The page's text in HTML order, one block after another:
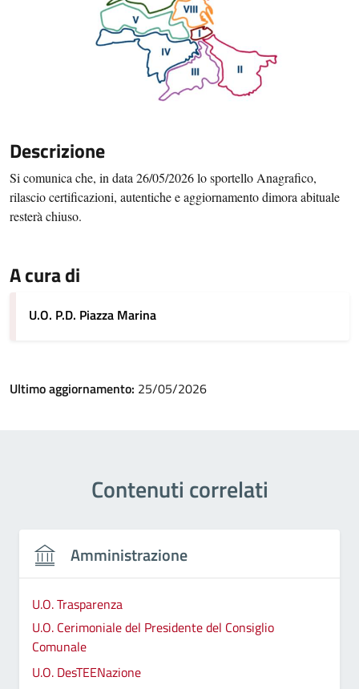
Descrizione
Si comunica che, in data 26/05/2026 losportello Anagrafico,
rilascio certificazioni, autentiche e aggiornamento dimora abituale
resterà chiuso.
A cura di
U.O. P.D. Piazza Marina
Ultimo aggiornamento: 25/05/2026
Contenuti correlati
Amministrazione
U.O. Trasparenza
U.O. Cerimoniale del Presidente del Consiglio
Comunale
U.O. DesTEENazione